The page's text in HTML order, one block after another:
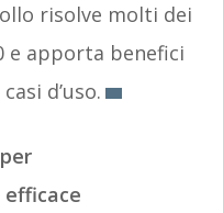
risolve molti dei
e apporta benefici
d’uso.
efficace